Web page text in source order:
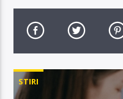
STIRI